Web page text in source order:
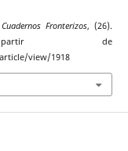
Cuadernos Fronterizos, (26).
de
view/1918